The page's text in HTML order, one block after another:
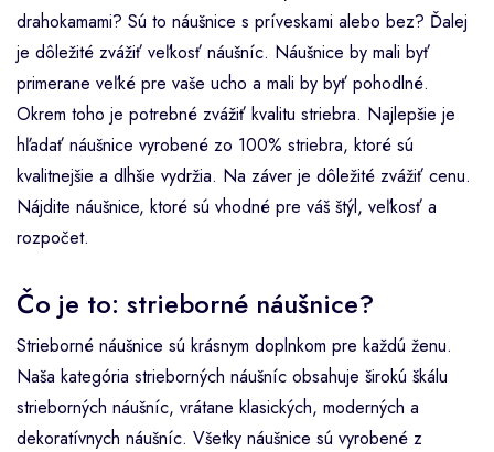
drahokamami? Sú to náušnice s príveskami alebo bez? Ďalej
je dôležité zvážiť veľkosť náušníc. Náušnice by mali byť
primerane veľké pre vaše ucho a mali by byť pohodlné.
Okrem toho je potrebné zvážiť kvalitu striebra. Najlepšie je
hľadať náušnice vyrobené zo 100% striebra, ktoré sú
kvalitnejšie a dlhšie vydržia. Na záver je dôležité zvážiť cenu.
Nájdite náušnice, ktoré sú vhodné pre váš štýl, veľkosť a
rozpočet.
Čo je to: strieborné náušnice?
Strieborné náušnice sú krásnym doplnkom pre každú ženu.
Naša kategória strieborných náušníc obsahuje širokú škálu
strieborných náušníc, vrátane klasických, moderných a
dekoratívnych náušníc. Všetky náušnice sú vyrobené z